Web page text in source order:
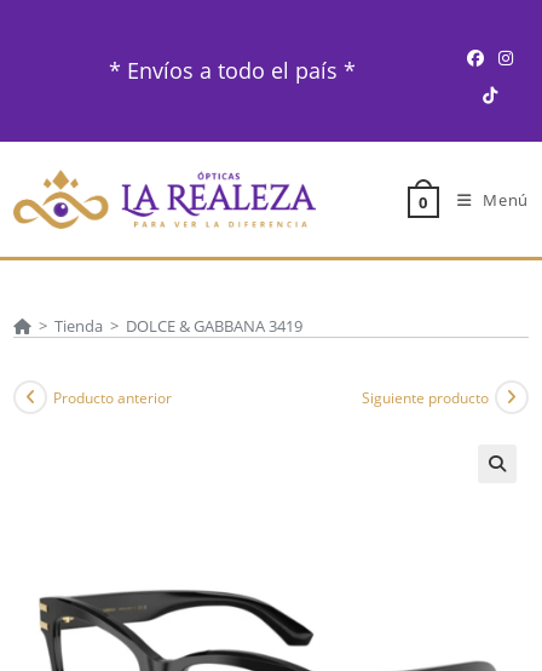
* Envíos a todo el país *
0 Menú
> Tienda > DOLCE & GABBANA 3419
Producto anterior Siguiente producto